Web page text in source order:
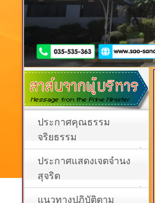
ประกาศคุณธรรม
จริยธรรม
ประกาศแสดงเจตจำนง
สุจริต
แนวทางปฏิบัติตาม